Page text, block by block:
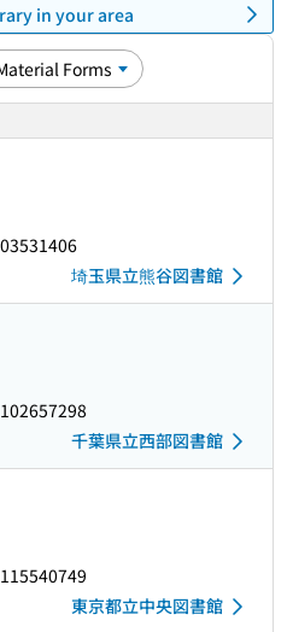
in your area
埼玉県立熊谷図書館
千葉県立西部図書館
東京都立中央図書館